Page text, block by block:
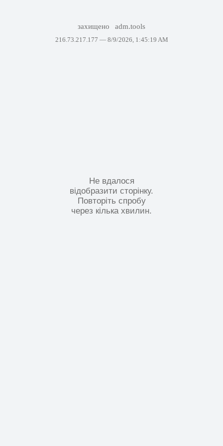
захищено adm.tools
216.73.217.177 — 8/9/2026, 1:45:19 AM
Не вдалося
відобразити сторінку.
Повторіть спробу
через кілька хвилин.